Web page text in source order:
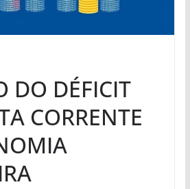
DO DÉFICIT
CORRENTE